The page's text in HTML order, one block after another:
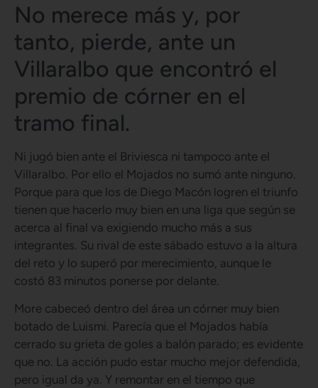
No merece más y, por
tanto, pierde, ante un
Villaralbo que encontró el
premio de córner en el
tramo final.
Ni jugó bien ante el Briviesca ni tampoco ante el
Villaralbo. Por ello el Mojados no sumó ante ninguno.
Porque para que los de Diego Macón logren el triunfo
tienen que hacerlo muy bien en una liga que según se
acerca al final va exigiendo mucho más a sus
integrantes. Su rival de este sábado estuvo a la altura
del reto y lo superó por merecimiento, aunque le
costó 83 minutos ponerse por delante.
More cabeceó dentro del área un córner muy bien
botado de Luismi. Parecía que el Mojados había
cerrado su grieta de goles a balón parado; es evidente
que no. La acción pudo estar mucho mejor defendida,
pero igual da ya. Y remontar en el tiempo que